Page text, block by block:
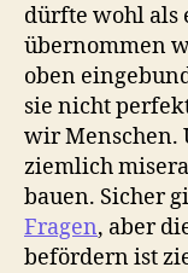
dürfte wohl als
übernommen
oben
sie nicht
wir Menschen.
ziemlich
bauen. Sicher
Fragen, aber
befördern ist